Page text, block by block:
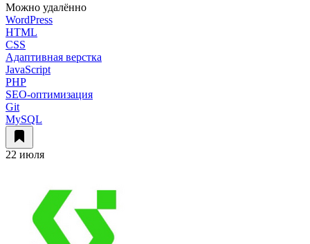
Можно удалённо
WordPress
HTML
CSS
Адаптивная верстка
JavaScript
PHP
SEO-оптимизация
Git
MySQL
22 июля